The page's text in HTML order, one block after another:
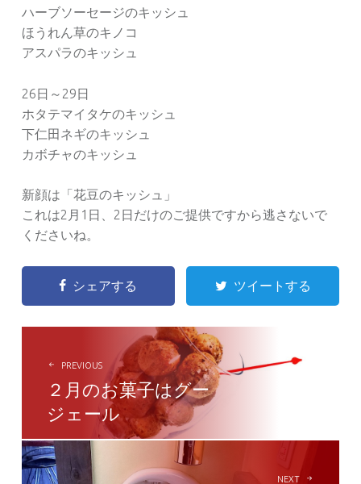
ハーブソーセージのキッシュ
ほうれん草のキノコ
アスパラのキッシュ
26日～29日
ホタテマイタケのキッシュ
下仁田ネギのキッシュ
カボチャのキッシュ
新顔は「花豆のキッシュ」
これは2月1日、2日だけのご提供ですから逃さないで
くださいね。
シェアする ツイートする
NAVIGATION
PREVIOUS
２月のお菓子はグー
ジェール
NEXT